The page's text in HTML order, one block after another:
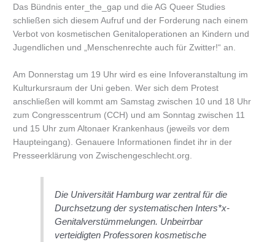
Das Bündnis enter_the_gap und die AG Queer Studies
schließen sich diesem Aufruf und der Forderung nach einem
Verbot von kosmetischen Genitaloperationen an Kindern und
Jugendlichen und „Menschenrechte auch für Zwitter!“ an.
Am Donnerstag um 19 Uhr wird es eine Infoveranstaltung im
Kulturkursraum der Uni geben. Wer sich dem Protest
anschließen will kommt am Samstag zwischen 10 und 18 Uhr
zum Congresscentrum (CCH) und am Sonntag zwischen 11
und 15 Uhr zum Altonaer Krankenhaus (jeweils vor dem
Haupteingang). Genauere Informationen findet ihr in der
Presseerklärung von Zwischengeschlecht.org.
Die Universität Hamburg war zentral für die
Durchsetzung der systematischen Inters*x-
Genitalverstümmelungen. Unbeirrbar
verteidigten Professoren kosmetische